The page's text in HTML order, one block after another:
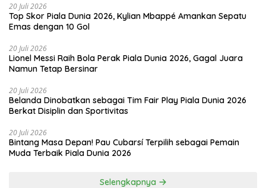
20 Juli 2026
Top Skor Piala Dunia 2026, Kylian Mbappé Amankan Sepatu
Emas dengan 10 Gol
20 Juli 2026
Lionel Messi Raih Bola Perak Piala Dunia 2026, Gagal Juara
Namun Tetap Bersinar
20 Juli 2026
Belanda Dinobatkan sebagai Tim Fair Play Piala Dunia 2026
Berkat Disiplin dan Sportivitas
20 Juli 2026
Bintang Masa Depan! Pau Cubarsí Terpilih sebagai Pemain
Muda Terbaik Piala Dunia 2026
Selengkapnya